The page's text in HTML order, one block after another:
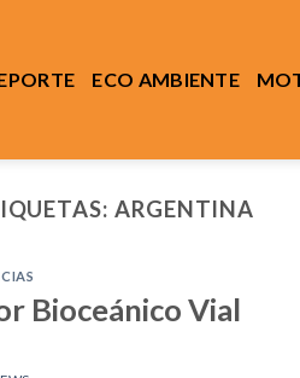
ECO AMBIENTE
ARGENTINA
Bioceánico Vial